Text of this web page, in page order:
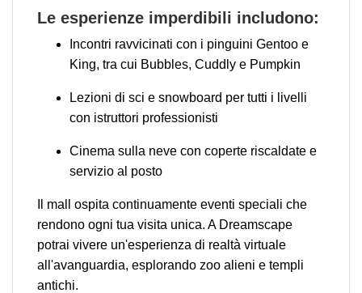
Le esperienze imperdibili includono:
Incontri ravvicinati con i pinguini Gentoo e
King, tra cui Bubbles, Cuddly e Pumpkin
Lezioni di sci e snowboard per tutti i livelli
con istruttori professionisti
Cinema sulla neve con coperte riscaldate e
servizio al posto
Il mall ospita continuamente eventi speciali che
rendono ogni tua visita unica. A Dreamscape
potrai vivere un'esperienza di realtà virtuale
all'avanguardia, esplorando zoo alieni e templi
antichi.